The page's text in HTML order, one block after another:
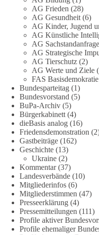
9 21
DieBasis
1 Tag zuvor
🕊 dieBasis Friedensdemo
Lasst uns gemeinsam die
stoppen!
📅 Wann: Samstag,
📍 Wo: Hannover, Opernplatz
ℹ️ Versammlung von dieBasis
🪧 Mehr Infos und warum
👉
http://dieBasis.de/
🟩🟩🟦🟦🟥🟥🟧🟧
Friedensfähig statt
AG Frieden (28)
AG Gesundheit (6)
AG Kinder, Jugend
AG Künstliche
AG Sachstandanfrage
AG Strategische
AG Tierschutz (2)
AG Werte und Ziele
FAS
Bundesparteitag (1)
Bundesvorstand (5)
BuPa-Archiv (5)
Bürgerkabinett (4)
dieBasis analog (16)
Friedensdemonstration
Gastbeiträge (162)
Geschichte (13)
Ukraine (2)
Kommentar(37)
Landesverbände (10)
Mitgliederinfos (6)
Mitgliederstimmen (47)
Presseerklärung (4)
Pressemitteilungen (111)
Profile aktiver
Profile ehemaliger